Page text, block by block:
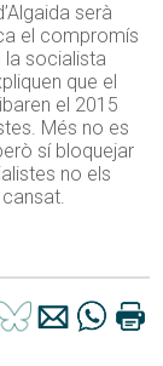
serà
el compromís
socialista
que el
el 2015
Més no es
sí bloquejar
no els